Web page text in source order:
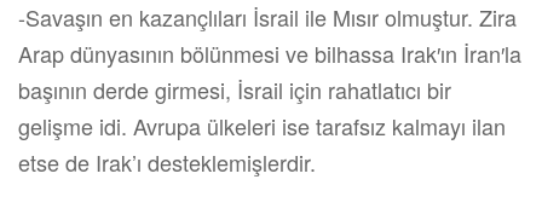
-Savaşın en kazançlıları İsrail ile Mısır olmuştur. Zira
Arap dünyasının bölünmesi ve bilhassa Irak′ın İran′la
başının derde girmesi, İsrail için rahatlatıcı bir
gelişme idi. Avrupa ülkeleri ise tarafsız kalmayı ilan
etse de Irak’ı desteklemişlerdir.